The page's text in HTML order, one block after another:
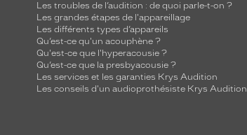
Les troubles de l’audition : de quoi parle-t-on ?
Les grandes étapes de l'appareillage
Les différents types d’appareils
Qu’est-ce qu'un acouphène ?
Qu'est-ce que l'hyperacousie ?
Qu’est-ce que la presbyacousie ?
Les services et les garanties Krys Audition
Les conseils d'un audioprothésiste Krys Audition